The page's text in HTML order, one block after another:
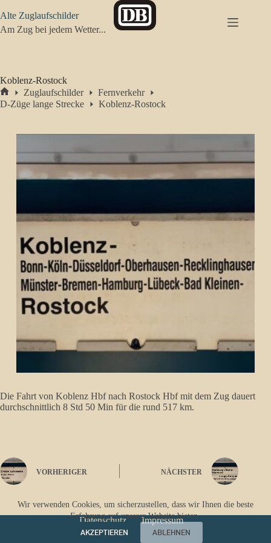
Inhalt
springen
Wir verwenden Cookies, um sicherzustellen, dass wir Ihnen die beste
Erfahrung auf unserer Website bieten.
AKZEPTIEREN
ABLEHNEN
Alte Zuglaufschilder
Am Zug bei jedem Wetter...
Koblenz-Rostock
Start
Zuglaufschilder
Fernverkehr
D-Züge lange Strecke
Koblenz-Rostock
Die Fahrt von Koblenz Hbf nach Rostock Hbf mit dem Zug dauert
durchschnittlich 8 Std 50 Min für die rund 517 km.
VORHERIGER NÄCHSTER
Datenschutz Impressum